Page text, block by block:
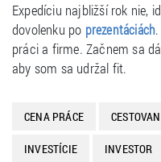
Expedíciu najbližší rok nie,
dovolenku po prezentáciách
práci a firme. Začnem sa
aby som sa udržal fit.
CENA PRÁCE
INVESTÍCIE INVESTOR